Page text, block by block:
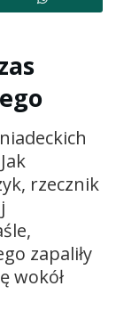
rzecznik
zapaliły
wokół